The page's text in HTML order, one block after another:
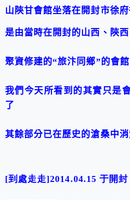
山陝甘會館坐落在開封市徐
是由當時在開封的山西、陝
聚資修建的“旅汴同鄉” 的會館
我們今天所看到的其實只是
了
其餘部分已在歷史的滄桑中消
[到處走走]2014.04.15 于 開封